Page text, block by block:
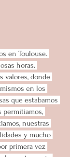
en Toulouse.
horas.
valores, donde
en los
que estabamos
permitiamos,
nuestras
y mucho
primera vez